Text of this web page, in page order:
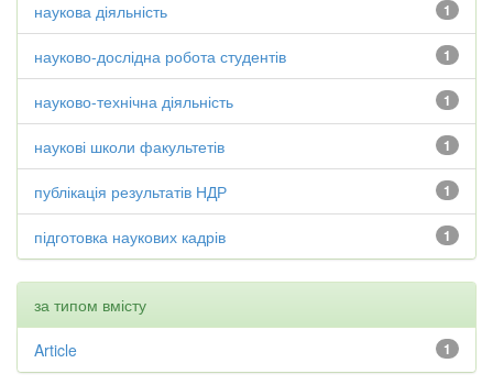
1
наукова діяльність
1
науково-дослідна робота студентів
1
науково-технічна діяльність
1
наукові школи факультетів
1
публікація результатів НДР
1
підготовка наукових кадрів
за типом вмісту
1
Article